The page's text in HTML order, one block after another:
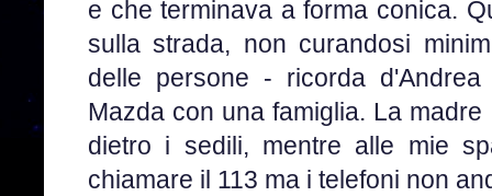
e che terminava a forma conica.
sulla strada, non curandosi
delle persone - ricorda
Mazda con una famiglia. La
dietro i sedili, mentre alle mie
chiamare il 113 ma i telefoni non